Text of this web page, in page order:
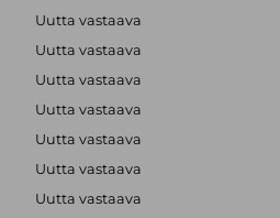
Uutta vastaava
Uutta vastaava
Uutta vastaava
Uutta vastaava
Uutta vastaava
Uutta vastaava
Uutta vastaava